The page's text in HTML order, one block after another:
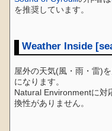
を推奨しています。
Weather Inside
屋外の天気(風・雨・雷)
になります。
Natural Environmentに対
換性がありません。